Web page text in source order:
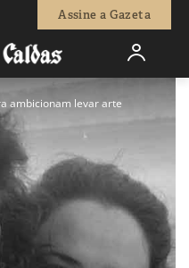
Assine a Gazeta
ambicionam levar arte